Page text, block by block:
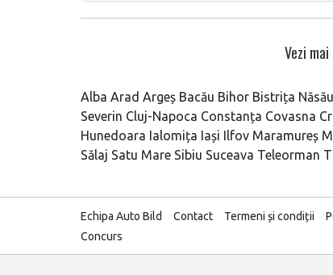
Vezi
Alba Arad Argeș Bacău Bihor Bistrița
Severin Cluj-Napoca Constanța Covasna
Hunedoara Ialomița Iași Ilfov Maramureș
Sălaj Satu Mare Sibiu Suceava Teleorman
Echipa Auto Bild Contact Termeni și condiții
Concurs